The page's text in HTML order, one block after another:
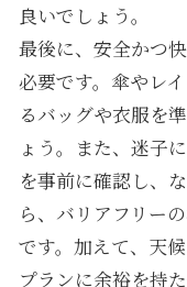
良いでしょう。
最後に、安全かつ
必要です。傘やレ
るバッグや衣服を
ょう。また、迷子
を事前に確認し、
ら、バリアフリー
です。加えて、天
プランに余裕を持